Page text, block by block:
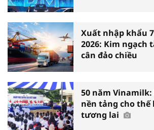
Xuất nhập khẩu
2026: Kim ngạch
cân đảo chiều
50 năm Vinamilk:
nền tảng cho thế
tương lai